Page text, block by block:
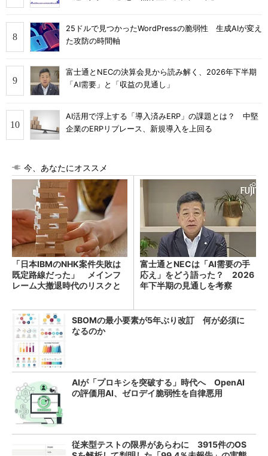
25ドルで見つかったWordPressの脆弱性 生成AIが変え
た攻防の時間軸
富士通とNECの決算会見から読み解く、2026年下半期
「AI需要」と「収益の見通し」
AI活用で浮上する「導入済みERP」の課題とは？ 中堅
企業のERPリプレース、新規導入を上回る
今、あなたにオススメ
「日本IBMのNHK案件失敗は
既定路線だった」 メインフ
レーム大撤退時代のリスクと
富士通とNECは「AI需要の手
応え」をどう語った？ 2026
年下半期の見通しを考察
SBOMの最小要素が5年ぶり改訂 何が必須に
なるのか
AIが「プロキシを突破する」時代へ OpenAI
の評価用AI、ゼロデイ脆弱性を自律悪用
従来型テストの限界があらわに 3915件のOS